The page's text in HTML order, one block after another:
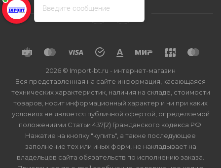
2026 © Import-bt.ru - интернет-магазин
Вся представленная на сайте информация, касающаяся
технических характеристик, наличия на складе, стоимости
товаров, носит информационный характер и ни при каких
условиях не является публичной офертой, определяемой
положениями Статьи 437(2) Гражданского кодекса РФ.
Нажатие на кнопку "купить", а также последующее
заполнение тех или иных форм, не накладывает на
владельцев сайта обязательств по исполнению заказа.
Введите сообщение